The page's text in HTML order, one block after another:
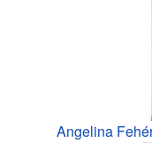
Angelina